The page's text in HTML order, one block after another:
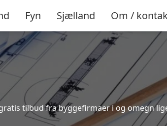
Fyn Sjælland Om /
tilbud fra byggefirmaer i og omegn